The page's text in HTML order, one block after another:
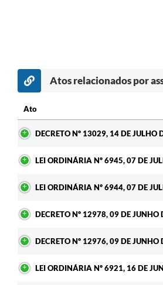
Atos relacionados por
Ato
DECRETO Nº 13029, 14 DE JULHO
LEI ORDINÁRIA Nº 6945, 07 DE
LEI ORDINÁRIA Nº 6944, 07 DE
DECRETO Nº 12978, 09 DE JUNHO
DECRETO Nº 12976, 09 DE JUNHO
LEI ORDINÁRIA Nº 6921, 16 DE